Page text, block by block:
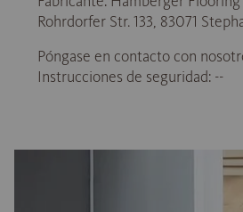
Rohrdorfer Str. 133, 83071
Póngase en contacto con
Instrucciones de seguridad: --